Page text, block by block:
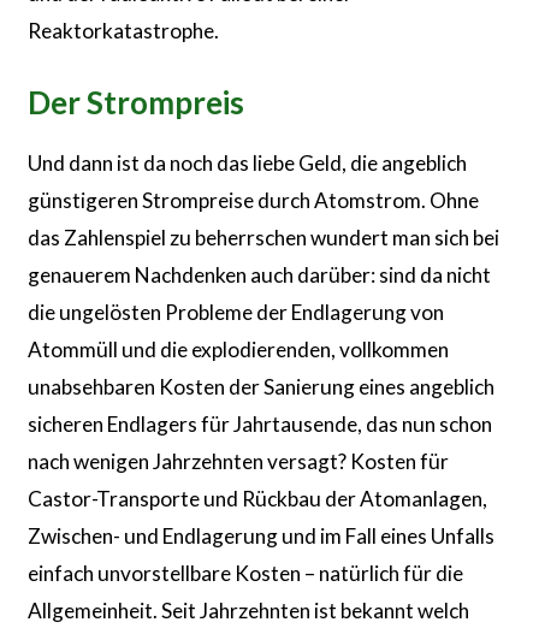
Reaktorkatastrophe.
Der Strompreis
Und dann ist da noch das liebe Geld, die angeblich
günstigeren Strompreise durch Atomstrom. Ohne
das Zahlenspiel zu beherrschen wundert man sich bei
genauerem Nachdenken auch darüber: sind da nicht
die ungelösten Probleme der Endlagerung von
Atommüll und die explodierenden, vollkommen
unabsehbaren Kosten der Sanierung eines angeblich
sicheren Endlagers für Jahrtausende, das nun schon
nach wenigen Jahrzehnten versagt? Kosten für
Castor-Transporte und Rückbau der Atomanlagen,
Zwischen- und Endlagerung und im Fall eines Unfalls
einfach unvorstellbare Kosten – natürlich für die
Allgemeinheit. Seit Jahrzehnten ist bekannt welch